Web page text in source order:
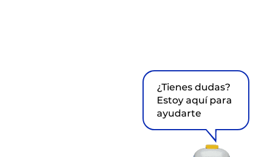
¿Tienes dudas?
Estoy aquí para
ayudarte